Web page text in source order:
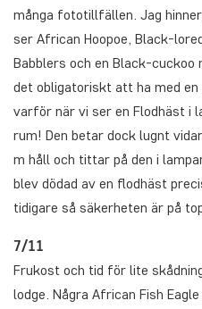
många fototillfällen. Jag
ser African Hoopoe, Black-
Babblers och en Black-
det obligatoriskt att ha med
varför när vi ser en Flodhäst i
rum! Den betar dock lugnt
m håll och tittar på den i
blev dödad av en flodhäst
tidigare så säkerheten är på
7/11
Frukost och tid för lite
lodge. Några African Fish